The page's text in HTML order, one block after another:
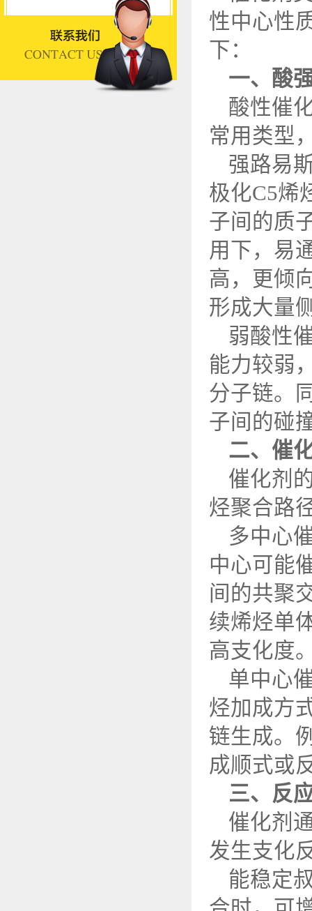
性中心性
下：
一、酸
酸性催
常用类型
强路易
极化C5烯
子间的质
用下，易
高，更倾
形成大量
弱酸性
能力较弱
分子链。
子间的碰
二、催
催化剂
烃聚合路
多中心
中心可能
间的共聚
续烯烃单
高支化度
单中心
烃加成方
链生成。
成顺式或
三、反
催化剂
发生支化
能稳定